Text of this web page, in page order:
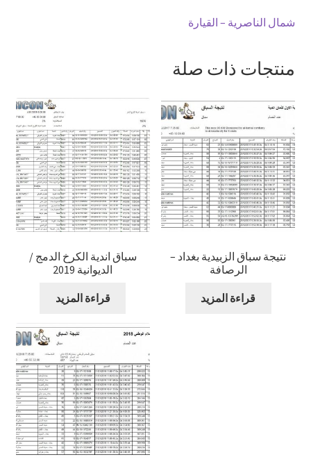
شمال الناصرية – القيارة
منتجات ذات صلة
سباق اندية الكرخ الدمج /
الديوانية 2019
قراءة المزيد
نتيجة سباق الزبيدية بغداد –
الرصافة
قراءة المزيد